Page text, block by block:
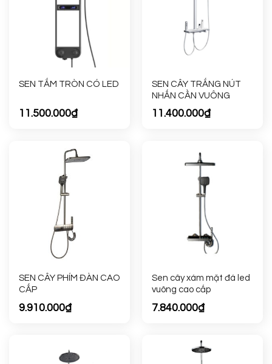
SEN TẮM TRÒN CÓ LED
11.500.000₫
SEN CÂY TRẮNG NÚT
NHẤN CẦN VUÔNG
11.400.000₫
SEN CÂY PHÍM ĐÀN CAO
CẤP
9.910.000₫
Sen cây xám mặt đá led
vuông cao cấp
7.840.000₫